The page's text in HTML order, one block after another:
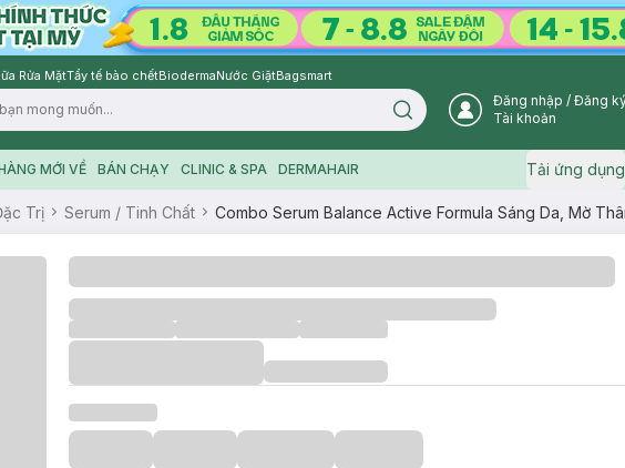
Rửa MặtTẩy tế bào chếtBiodermaNước GiặtBagsmart
Search icon User Icon
Đăng nhập / Đăng
Tài khoản
MỚI VỀ BÁN CHẠY CLINIC & SPA DERMAHAIR Tải ứng dụng
Trị Serum / Tinh Chất Combo Serum Balance Active Formula Sáng Da, Mờ